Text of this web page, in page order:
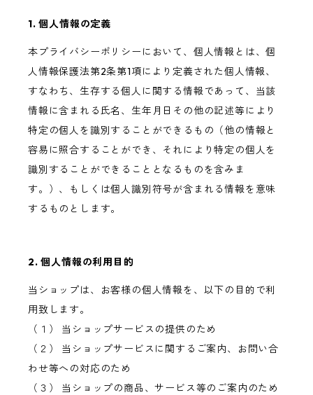
1. 個人情報の定義
本プライバシーポリシーにおいて、個人情報とは、個
人情報保護法第2条第1項により定義された個人情報、
すなわち、生存する個人に関する情報であって、当該
情報に含まれる氏名、生年月日その他の記述等により
特定の個人を識別することができるもの（他の情報と
容易に照合することができ、それにより特定の個人を
識別することができることとなるものを含みま
す。）、もしくは個人識別符号が含まれる情報を意味
するものとします。
2. 個人情報の利用目的
当ショップは、お客様の個人情報を、以下の目的で利
用致します。
（１） 当ショップサービスの提供のため
（２） 当ショップサービスに関するご案内、お問い合
わせ等への対応のため
（３） 当ショップの商品、サービス等のご案内のため